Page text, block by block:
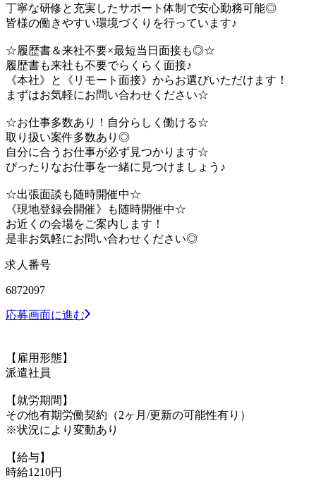
丁寧な研修と充実したサポート体制で安心勤務可能◎
皆様の働きやすい環境づくりを行っています♪
☆履歴書＆来社不要×最短当日面接も◎☆
履歴書も来社も不要でらくらく面接♪
《本社》と《リモート面接》からお選びいただけます！
まずはお気軽にお問い合わせください☆
☆お仕事多数あり！自分らしく働ける☆
取り扱い案件多数あり◎
自分に合うお仕事が必ず見つかります☆
ぴったりなお仕事を一緒に見つけましょう♪
☆出張面談も随時開催中☆
《現地登録会開催》も随時開催中☆
お近くの会場をご案内します！
是非お気軽にお問い合わせください◎
求人番号
6872097
応募画面に進む
【雇用形態】
派遣社員
【就労期間】
その他有期労働契約（2ヶ月/更新の可能性有り）
※状況により変動あり
【給与】
時給1210円